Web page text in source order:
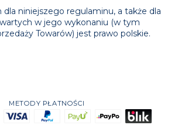
dla niniejszego regulaminu, a także dla
w jego wykonaniu (w tym
Towarów) jest prawo polskie.
METODY PŁATNOŚCI